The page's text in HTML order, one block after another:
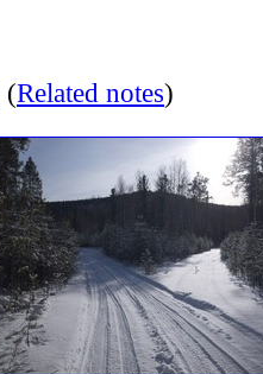
(Related notes)